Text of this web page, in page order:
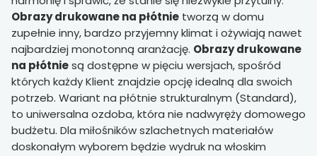
Obrazy drukowane na płótnie tworzą w domu
zupełnie inny, bardzo przyjemny klimat i ożywiają nawet
najbardziej monotonną aranżację. Obrazy drukowane
na płótniesą dostępne w pięciu wersjach, spośród
których każdy Klient znajdzie opcję idealną dla swoich
potrzeb. Wariant na płótnie strukturalnym (Standard),
to uniwersalna ozdoba, która nie nadwyręży domowego
budżetu. Dla miłośników szlachetnych materiałów
doskonałym wyborem będzie wydruk na włoskim